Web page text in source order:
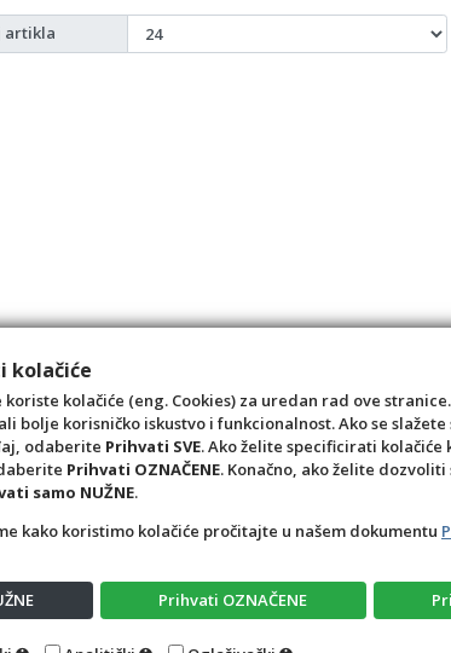
artikla
Opći uvjeti Pravila privatnosti Raskid ugovora –
kolačiće
kolačiće (eng. Cookies) za uredan rad ove
bolje korisničko iskustvo i funkcionalnost. Ako se
odaberite Prihvati SVE. Ako želite specificirati kolačiće
Prihvati OZNAČENE. Konačno, ako želite dozvoliti
samo NUŽNE.
kako koristimo kolačiće pročitajte u našem dokumentu
Prihvati OZNAČENE